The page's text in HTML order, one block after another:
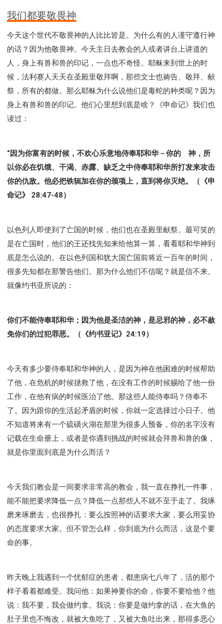
我们都要敬畏神
今天这个世代不敬畏神的人比比皆是。为什么有的人谨守遵行神
的话？因为他敬畏神。今天主日去教会的人或者讲台上讲道的
人，身上有兽和兽的印记，一点也不奇怪。耶稣来到世上的时
候，法利赛人天天在圣殿里敬拜啊，那些文士也祷告、敬拜、献
祭，所有的都做。那么耶稣为什么说他们是毒蛇的种类呢？因为
身上有兽和兽的印记。他们心里想到底是啥？《申命记》我们也
读过：
“因为你富有的时候，不欢心乐意地侍奉耶和华－你的 神，所
以你必在饥饿、干渴、赤露、缺乏之中侍奉耶和华所打发来攻击
你的仇敌。他必把铁轭加在你的颈项上，直到将你灭绝。（《申
命记》 28:47-48）
以色列人即使到了亡国的时候，他们也在圣殿里献祭。最可笑的
是在亡国时，他们的王还找先知来给他算一算，看看耶和华神到
底是怎么说的。在以色列国和犹大国亡国前将近一百年的时间，
很多先知都在那警告他们。那为什么他们不信呢？就是信不来。
就像约书亚所说的：
你们不能侍奉耶和华；因为他是圣洁的神，是忌邪的神，必不赦
免你们的过犯罪恶。（《约书亚记》24:19）
今天有多少要侍奉耶和华神的人，是因为神在他困难的时候帮助
了他，在危机的时候拯救了他，在没有工作的时候赐给了他一份
工作，在他有病的时候医治了他。那这些人能侍奉吗？侍奉不
了。因为跟你的生活起矛盾的时候，你就一定选择过小日子。他
不知道将来有一个硫磺火湖在那里为很多人预备，你的名字没有
记载在生命册上，或者是你遇到挑战的时候就会拜兽和兽的像，
就是你里面到底是为什么而活？
今天我们教会是一间要求非常高的教会，我一直在挣扎一件事，
能不能把要求降低一点？降低一点那些人不就不至于走了。我琢
磨来琢磨去，也很挣扎：要么按照神的话要求大家，要么用妥协
的态度要求大家。但不管怎么样，你到底为什么而活，这是个要
命的事。
昨天晚上我遇到一个忧郁症的患者，都患病七八年了，活的那个
样子看着都难受。我问他：如果神要你的命，你要不要给他？他
说：我不要，我会做约拿。我说：你要是做约拿的话，在大鱼的
肚子里也不悔改，就被大鱼吃了，又被大鱼吐出来，那得多恶心